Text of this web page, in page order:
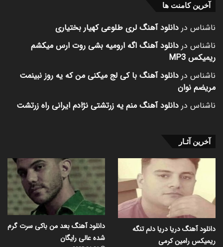
آخرین کامنت ها
ناشناس در دانلود آهنگ لری طلوعی کهیار بختیاری
ناشناس در دانلود آهنگ اگه ارومیه بشی روت ارس میکشم
ریمیکس MP3
ناشناس در دانلود آهنگ با کی لج میکنی من که یه روز نبینمت
مریضم نوان
ناشناس در دانلود آهنگ منم یه زرتشتی نژادم ایرانی راه زرتشت
آخرین آثـار
دانلود آهنگ دریا دریا دلم تنگه
ریمیکس رامین کرمی
دانلود آهنگ بعد من باکی سرت گرم
شده عالی رایگان